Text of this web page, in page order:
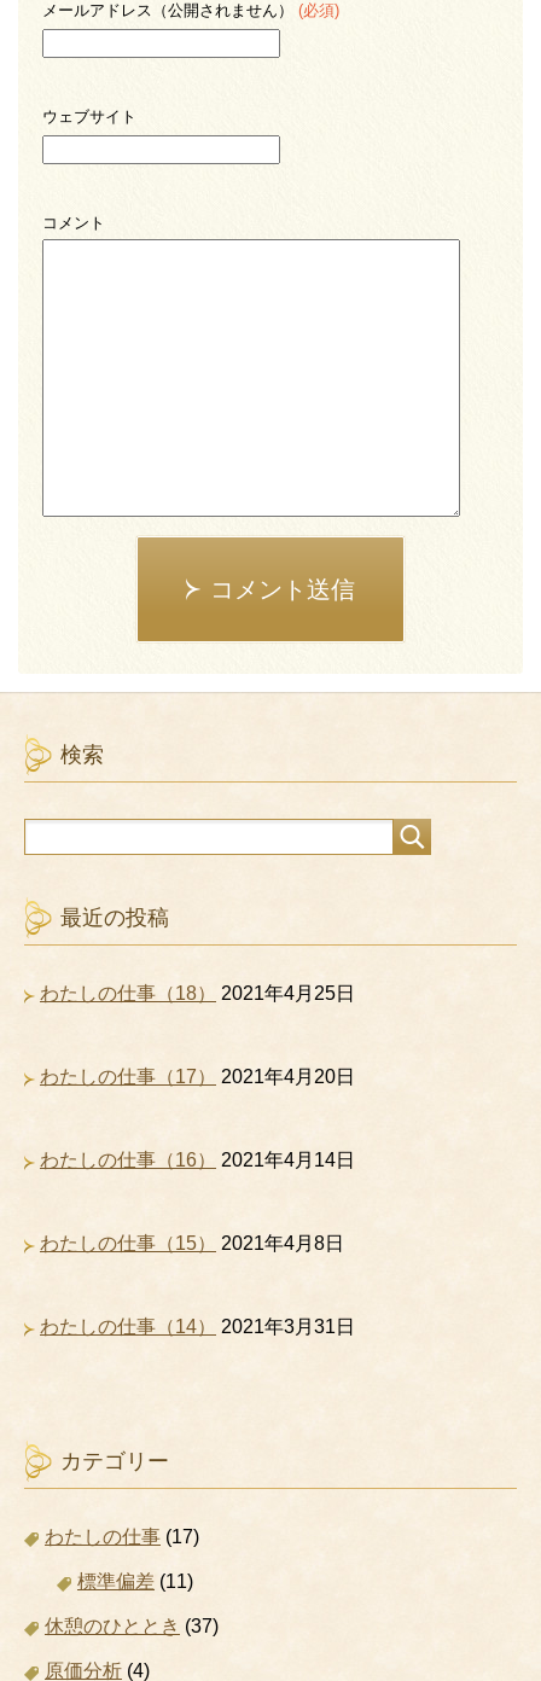
メールアドレス（公開されません） (必須)
ウェブサイト
コメント
コメント送信
検索
最近の投稿
わたしの仕事（18） 2021年4月25日
わたしの仕事（17） 2021年4月20日
わたしの仕事（16） 2021年4月14日
わたしの仕事（15） 2021年4月8日
わたしの仕事（14） 2021年3月31日
カテゴリー
わたしの仕事 (17)
標準偏差 (11)
休憩のひととき (37)
原価分析 (4)